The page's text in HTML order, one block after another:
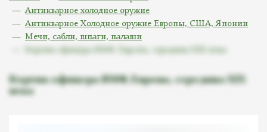
Антикварное холодное оружие
Антикварное Холодное оружие Европы, США, Японии
Мечи, сабли, шпаги, палаши
Кортик офицера ВМФ, Европа, середина XIX
века